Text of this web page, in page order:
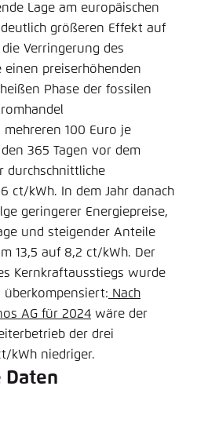
Lage am europäischen
größeren Effekt auf
Verringerung des
einen preiserhöhenden
Phase der fossilen
100 Euro je
365 Tagen vor dem
durchschnittliche
ct/kWh. In dem Jahr danach
geringerer Energiepreise,
und steigender Anteile
13,5 auf 8,2 ct/kWh. Der
Kernkraftausstiegs wurde
überkompensiert: Nach
AG für 2024 wäre der
der drei
kWh niedriger.
Daten